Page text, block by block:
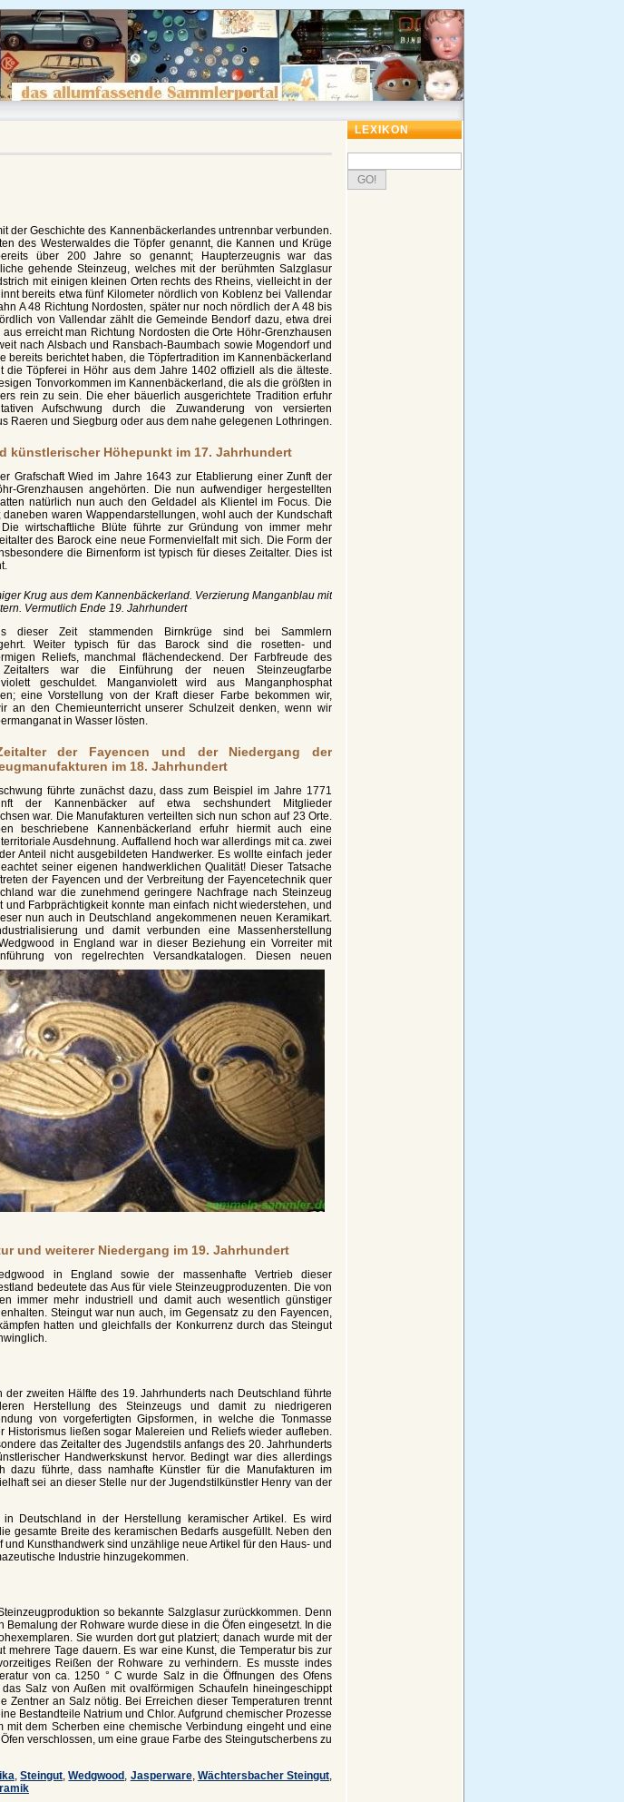
der Geschichte des Kannenbäckerlandes untrennbar verbunden.
des Westerwaldes die Töpfer genannt, die Kannen und Krüge
über 200 Jahre so genannt; Haupterzeugnis war das
gehende Steinzeug, welches mit der berühmten Salzglasur
mit einigen kleinen Orten rechts des Rheins, vielleicht in der
bereits etwa fünf Kilometer nördlich von Koblenz bei Vallendar
A 48 Richtung Nordosten, später nur noch nördlich der A 48 bis
von Vallendar zählt die Gemeinde Bendorf dazu, etwa drei
erreicht man Richtung Nordosten die Orte Höhr-Grenzhausen
nach Alsbach und Ransbach-Baumbach sowie Mogendorf und
bereits berichtet haben, die Töpfertradition im Kannenbäckerland
Töpferei in Höhr aus dem Jahre 1402 offiziell als die älteste.
Tonvorkommen im Kannenbäckerland, die als die größten in
rein zu sein. Die eher bäuerlich ausgerichtete Tradition erfuhr
Aufschwung durch die Zuwanderung von versierten
Raeren und Siegburg oder aus dem nahe gelegenen Lothringen.
künstlerischer Höhepunkt im 17. Jahrhundert
Grafschaft Wied im Jahre 1643 zur Etablierung einer Zunft der
Grenzhausen angehörten. Die nun aufwendiger hergestellten
natürlich nun auch den Geldadel als Klientel im Focus. Die
waren Wappendarstellungen, wohl auch der Kundschaft
wirtschaftliche Blüte führte zur Gründung von immer mehr
des Barock eine neue Formenvielfalt mit sich. Die Form der
die Birnenform ist typisch für dieses Zeitalter. Dies ist
Krug aus dem Kannenbäckerland. Verzierung Manganblau mit
Vermutlich Ende 19. Jahrhundert
dieser Zeit stammenden Birnkrüge sind bei Sammlern
Weiter typisch für das Barock sind die rosetten- und
Reliefs, manchmal flächendeckend. Der Farbfreude des
war die Einführung der neuen Steinzeugfarbe
geschuldet. Manganviolett wird aus Manganphosphat
eine Vorstellung von der Kraft dieser Farbe bekommen wir,
an den Chemieunterricht unserer Schulzeit denken, wenn wir
in Wasser lösten.
der Fayencen und der Niedergang der
im 18. Jahrhundert
führte zunächst dazu, dass zum Beispiel im Jahre 1771
der Kannenbäcker auf etwa sechshundert Mitglieder
war. Die Manufakturen verteilten sich nun schon auf 23 Orte.
beschriebene Kannenbäckerland erfuhr hiermit auch eine
Ausdehnung. Auffallend hoch war allerdings mit ca. zwei
Anteil nicht ausgebildeten Handwerker. Es wollte einfach jeder
seiner eigenen handwerklichen Qualität! Dieser Tatsache
der Fayencen und der Verbreitung der Fayencetechnik quer
war die zunehmend geringere Nachfrage nach Steinzeug
Farbprächtigkeit konnte man einfach nicht wiederstehen, und
nun auch in Deutschland angekommenen neuen Keramikart.
und damit verbunden eine Massenherstellung
in England war in dieser Beziehung ein Vorreiter mit
von regelrechten Versandkatalogen. Diesen neuen
und weiterer Niedergang im 19. Jahrhundert
in England sowie der massenhafte Vertrieb dieser
bedeutete das Aus für viele Steinzeugproduzenten. Die von
immer mehr industriell und damit auch wesentlich günstiger
Steingut war nun auch, im Gegensatz zu den Fayencen,
hatten und gleichfalls der Konkurrenz durch das Steingut
zweiten Hälfte des 19. Jahrhunderts nach Deutschland führte
Herstellung des Steinzeugs und damit zu niedrigeren
von vorgefertigten Gipsformen, in welche die Tonmasse
ließen sogar Malereien und Reliefs wieder aufleben.
das Zeitalter des Jugendstils anfangs des 20. Jahrhunderts
Handwerkskunst hervor. Bedingt war dies allerdings
dazu führte, dass namhafte Künstler für die Manufakturen im
sei an dieser Stelle nur der Jugendstilkünstler Henry van der
Deutschland in der Herstellung keramischer Artikel. Es wird
gesamte Breite des keramischen Bedarfs ausgefüllt. Neben den
Kunsthandwerk sind unzählige neue Artikel für den Haus- und
Industrie hinzugekommen.
so bekannte Salzglasur zurückkommen. Denn
der Rohware wurde diese in die Öfen eingesetzt. In die
Sie wurden dort gut platziert; danach wurde mit der
Tage dauern. Es war eine Kunst, die Temperatur bis zur
Reißen der Rohware zu verhindern. Es musste indes
von ca. 1250 ° C wurde Salz in die Öffnungen des Ofens
Salz von Außen mit ovalförmigen Schaufeln hineingeschippt
Zentner an Salz nötig. Bei Erreichen dieser Temperaturen trennt
Bestandteile Natrium und Chlor. Aufgrund chemischer Prozesse
dem Scherben eine chemische Verbindung eingeht und eine
verschlossen, um eine graue Farbe des Steingutscherbens zu
,Steingut ,Wedgwood Jasperware, Wächtersbacher Steingut
LEXIKON